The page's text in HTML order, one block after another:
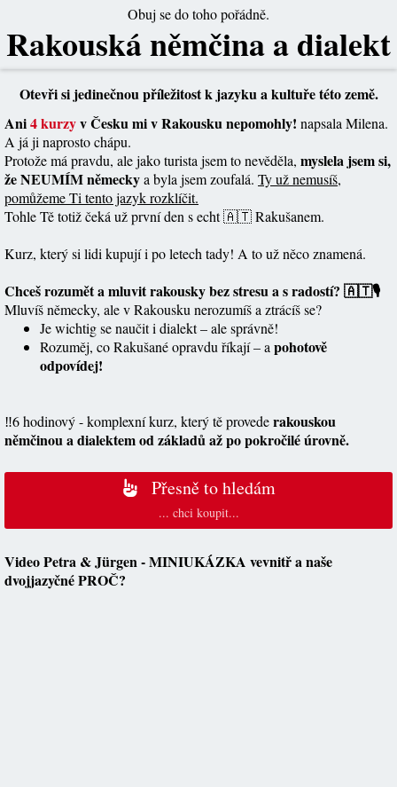
Obuj se do toho pořádně.
Rakouská němčina a dialekt
Otevři si jedinečnou příležitost k jazyku a kultuře této země.
Ani4 kurzyv Česku mi v Rakousku nepomohly! napsala Milena.
A já ji naprosto chápu.
Protože má pravdu, ale jako turista jsem to nevěděla, myslela jsem si,
že NEUMÍM německya byla jsem zoufalá. Ty už nemusíš,
pomůžeme Ti tento jazyk rozklíčit.
Tohle Tě totiž čeká už první den s echt 🇦🇹 Rakušanem.
Kurz, který si lidi kupují i po letech tady! A to už něco znamená.
Chceš rozumět a mluvit rakousky bez stresu a s radostí? 🇦🇹🎙️
Mluvíš německy, ale v Rakousku nerozumíš a ztrácíš se?
Je wichtig se naučit i dialekt – ale správně!
Rozuměj, co Rakušané opravdu říkají – a pohotově
odpovídej!
‼️6 hodinový - komplexní kurz, který tě provederakouskou
němčinou a dialektem od základů až po pokročilé úrovně.
Přesně to hledám
... chci koupit...
Video Petra & Jürgen - MINIUKÁZKA vevnitř a naše
dvojjazyčné PROČ?